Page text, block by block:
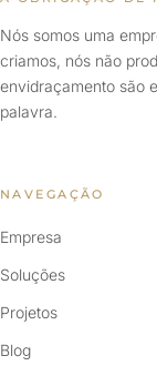
Nós somos uma
criamos, nós não
envidraçamento são
palavra.
NAVEGAÇÃO
Empresa
Soluções
Projetos
Blog